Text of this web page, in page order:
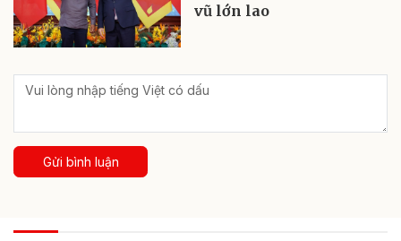
vũ lớn lao
Gửi bình luận